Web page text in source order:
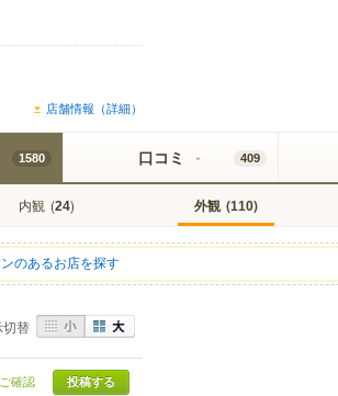
店舗情報（詳細）
1580
内観 (24) 外観 (110)
口コミ 409
のあるお店を探す
切替
確認
投稿する